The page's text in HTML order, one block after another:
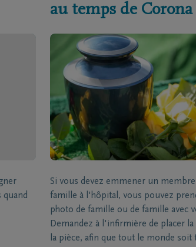
au temps de Corona
Si vous devez emmener un
famille à l'hôpital, vous pouvez
photo de famille ou de famille avec
Demandez à l'infirmière de placer la
la pièce, afin que tout le monde soit